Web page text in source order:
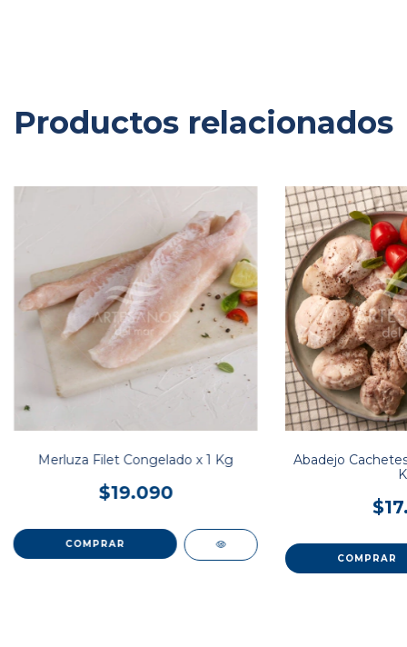
Productos relacionados
Merluza Filet Congelado x 1 Kg
$19.090
Abadejo